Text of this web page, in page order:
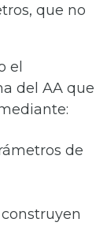
que no
el
del AA que
de